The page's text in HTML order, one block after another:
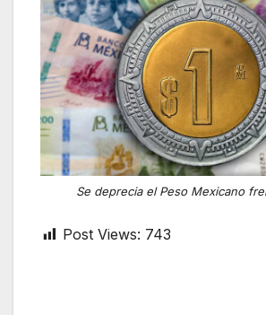
Se deprecia el Peso Mexicano
Post Views: 743